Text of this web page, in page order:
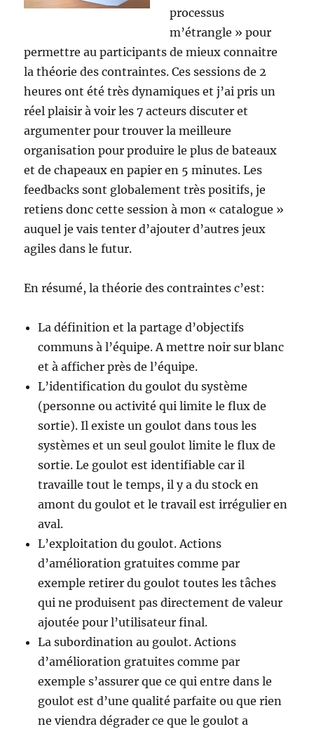
processus
m’étrangle » pour
permettre au participants de mieux connaitre
la théorie des contraintes. Ces sessions de 2
heures ont été très dynamiques et j’ai pris un
réel plaisir à voir les 7 acteurs discuter et
argumenter pour trouver la meilleure
organisation pour produire le plus de bateaux
et de chapeaux en papier en 5 minutes. Les
feedbacks sont globalement très positifs, je
retiens donc cette session à mon « catalogue »
auquel je vais tenter d’ajouter d’autres jeux
agiles dans le futur.
En résumé, la théorie des contraintes c’est:
La définition et la partage d’objectifs
communs à l’équipe. A mettre noir sur blanc
et à afficher près de l’équipe.
L’identification du goulot du système
(personne ou activité qui limite le flux de
sortie). Il existe un goulot dans tous les
systèmes et un seul goulot limite le flux de
sortie. Le goulot est identifiable car il
travaille tout le temps, il y a du stock en
amont du goulot et le travail est irrégulier en
aval.
L’exploitation du goulot. Actions
d’amélioration gratuites comme par
exemple retirer du goulot toutes les tâches
qui ne produisent pas directement de valeur
ajoutée pour l’utilisateur final.
La subordination au goulot. Actions
d’amélioration gratuites comme par
exemple s’assurer que ce qui entre dans le
goulot est d’une qualité parfaite ou que rien
ne viendra dégrader ce que le goulot a